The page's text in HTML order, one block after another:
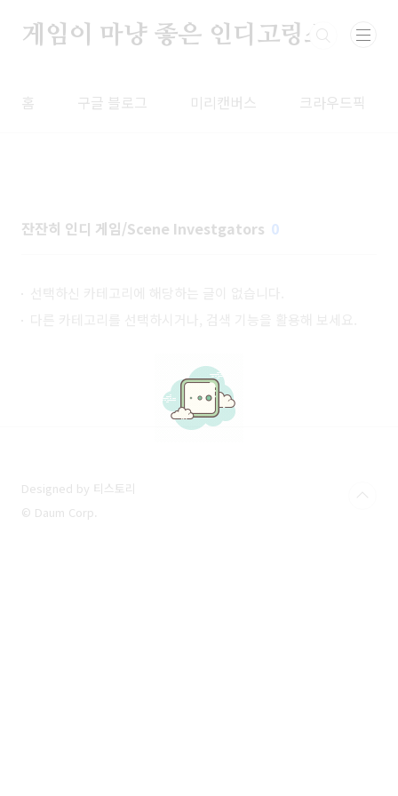
게임이 마냥 좋은 인디고링스
홈 구글 블로그 미리캔버스 크라우드픽
잔잔히 인디 게임/Scene Investgators 0
Designed by 티스토리
© Daum Corp.